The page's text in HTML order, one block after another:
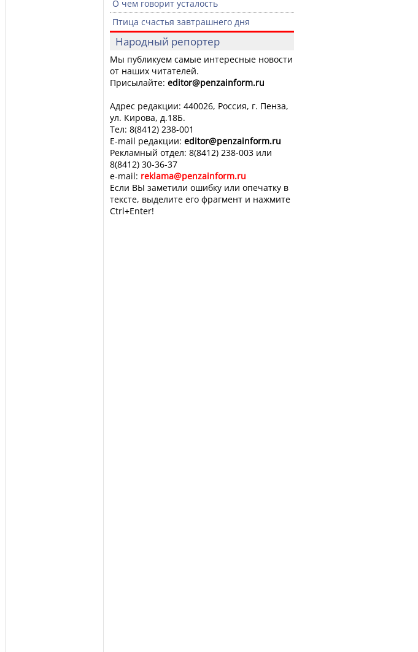
О чем говорит усталость
Птица счастья завтрашнего дня
Народный репортер
Мы публикуем самые интересные новости
от наших читателей.
Присылайте: editor@penzainform.ru
Адрес редакции: 440026, Россия, г. Пенза,
ул. Кирова, д.18Б.
Тел: 8(8412) 238-001
E-mail редакции: editor@penzainform.ru
Рекламный отдел: 8(8412) 238-003 или
8(8412) 30-36-37
e-mail: reklama@penzainform.ru
Если ВЫ заметили ошибку или опечатку в
тексте, выделите его фрагмент и нажмите
Ctrl+Enter!